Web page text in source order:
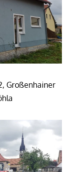
Großenhainer